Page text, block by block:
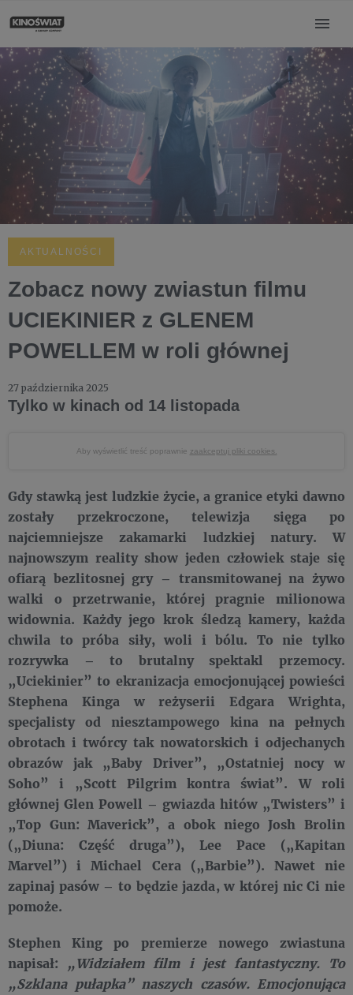
AKTUALNOŚCI
Zobacz nowy zwiastun filmu
UCIEKINIER z GLENEM
POWELLEM w roli głównej
27 października 2025
Tylko w kinach od 14 listopada
Aby wyświetlić treść poprawnie zaakceptuj pliki cookies.
Gdy stawką jest ludzkie życie, a granice etyki dawno
zostały przekroczone, telewizja sięga po
najciemniejsze zakamarki ludzkiej natury. W
najnowszym reality show jeden człowiek staje się
ofiarą bezlitosnej gry – transmitowanej na żywo
walki o przetrwanie, której pragnie milionowa
widownia. Każdy jego krok śledzą kamery, każda
chwila to próba siły, woli i bólu. To nie tylko
rozrywka – to brutalny spektakl przemocy.
„Uciekinier” to ekranizacja emocjonującej powieści
Stephena Kinga w reżyserii Edgara Wrighta,
specjalisty od niesztampowego kina na pełnych
obrotach i twórcy tak nowatorskich i odjechanych
obrazów jak „Baby Driver”, „Ostatniej nocy w
Soho” i „Scott Pilgrim kontra świat”. W roli
głównej Glen Powell – gwiazda hitów „Twisters” i
„Top Gun: Maverick”, a obok niego Josh Brolin
(„Diuna: Część druga”), Lee Pace („Kapitan
Marvel”) i Michael Cera („Barbie”). Nawet nie
zapinaj pasów – to będzie jazda, w której nic Ci nie
pomoże.
Stephen King po premierze nowego zwiastuna
napisał: „Widziałem film i jest fantastyczny. To
„Szklana pułapka” naszych czasów. Emocjonująca